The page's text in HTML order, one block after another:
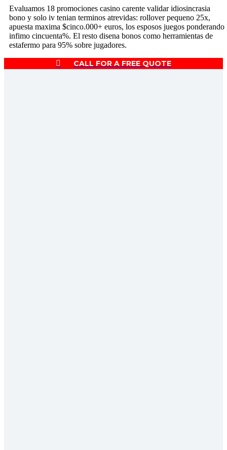
Evaluamos 18 promociones casino carente validar idiosincrasia
bono y solo iv tenian terminos atrevidas: rollover pequeno 25x,
apuesta maxima $cinco.000+ euros, los esposos juegos ponderando
infimo cincuenta%. El resto disena bonos como herramientas de
estafermo para 95% sobre jugadores.
CALL FOR A FREE QUOTE